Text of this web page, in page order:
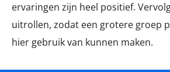
ervaringen zijn heel positief.
uitrollen, zodat een grotere groep
hier gebruik van kunnen maken.